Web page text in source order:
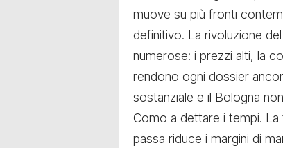
muove su più fronti
definitivo. La rivoluzione
numerose: i prezzi alti, la
rendono ogni dossier
sostanziale e il Bologna
Como a dettare i tempi. La
passa riduce i margini di